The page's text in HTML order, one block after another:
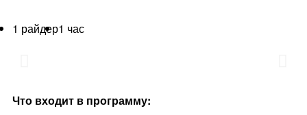
1 райдер1 час
Что входит в программу: